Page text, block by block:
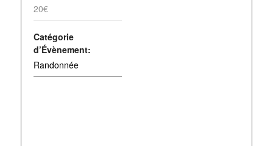
20€
Catégorie
d’Évènement:
Randonnée